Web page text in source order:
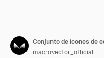
Conjunto de ícones de
macrovector_official